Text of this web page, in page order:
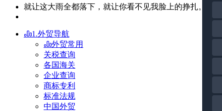
就让这大雨全都落下，就让你看不见我脸上的挣扎。
1.外贸导航
外贸常用
关税查询
各国海关
企业查询
商标专利
标准法规
中国外贸